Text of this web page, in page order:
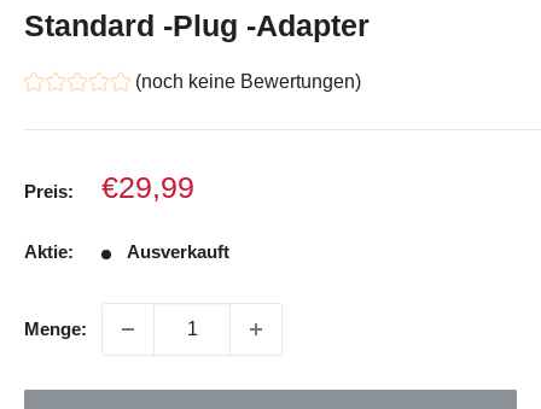
Standard -Plug -Adapter
(noch keine Bewertungen)
Preis: Verkaufspreis
€29,99
Aktie: Ausverkauft
Menge: